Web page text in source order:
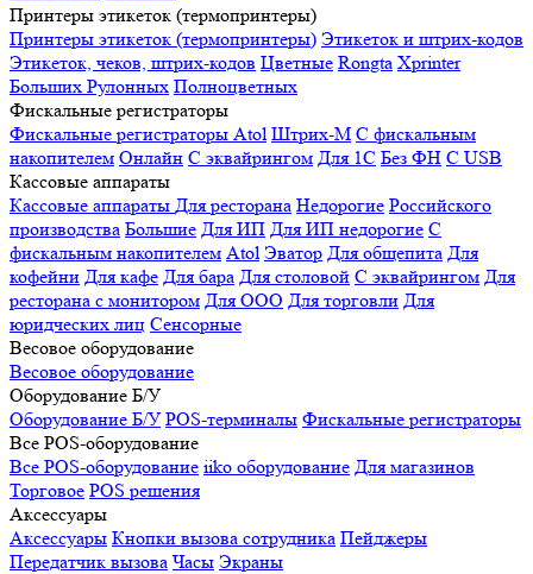
Принтеры этикеток (термопринтеры)
Принтеры этикеток (термопринтеры) Этикеток и штрих-кодов
Этикеток, чеков, штрих-кодов Цветные Rongta Xprinter
Больших Рулонных Полноцветных
Фискальные регистраторы
Фискальные регистраторы Atol Штрих-М С фискальным
накопителем Онлайн С эквайрингом Для 1С Без ФН С USB
Кассовые аппараты
Кассовые аппараты Для ресторана Недорогие Российского
производства Большие Для ИП Для ИП недорогие С
фискальным накопителем Atol Эватор Для общепита Для
кофейни Для кафе Для бара Для столовой С эквайрингом Для
ресторана с монитором Для ООО Для торговли Для
юридческих лиц Сенсорные
Весовое оборудование
Весовое оборудование
Оборудование Б/У
Оборудование Б/У POS-терминалы Фискальные регистраторы
Все POS-оборудование
Все POS-оборудование iiko оборудование Для магазинов
Торговое POS решения
Аксессуары
Аксессуары Кнопки вызова сотрудника Пейджеры
Передатчик вызова Часы Экраны